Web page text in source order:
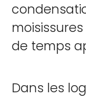
de temps
Dans les